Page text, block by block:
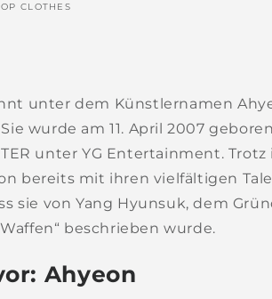
CLOTHES
unter dem Künstlernamen
wurde am 11. April 2007
unter YG Entertainment.
bereits mit ihren vielfältigen
sie von Yang Hyunsuk, dem
beschrieben wurde.
Ahyeon